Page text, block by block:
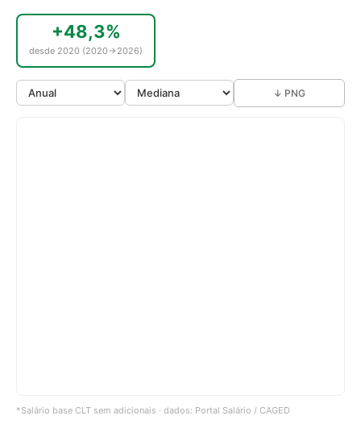
+48,3%
desde 2020 (2020→2026)
↓ PNG
*Salário base CLT sem adicionais · dados: Portal Salário / CAGED